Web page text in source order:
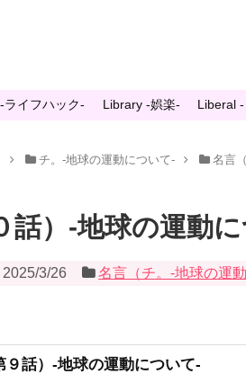
ライフハック- Library -娯楽- Liberal
チ。-地球の運動について-
名言
話）-地球の運動
2025/3/26 名言（チ。-地球の運動
９話）-地球の運動について-